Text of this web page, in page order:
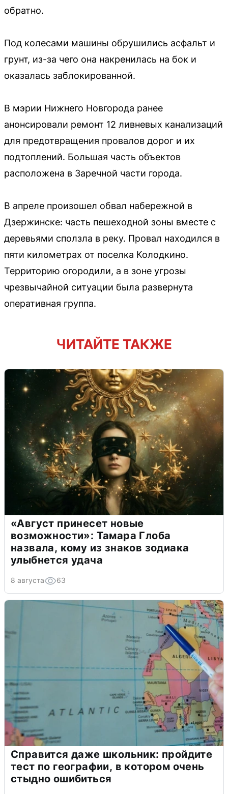
обратно.
Под колесами машины обрушились асфальт и
грунт, из-за чего она накренилась на бок и
оказалась заблокированной.
В мэрии Нижнего Новгорода ранее
анонсировали ремонт 12 ливневых канализаций
для предотвращения провалов дорог и их
подтоплений. Большая часть объектов
расположена в Заречной части города.
В апреле произошел обвал набережной в
Дзержинске: часть пешеходной зоны вместе с
деревьями сползла в реку. Провал находился в
пяти километрах от поселка Колодкино.
Территорию огородили, а в зоне угрозы
чрезвычайной ситуации была развернута
оперативная группа.
ЧИТАЙТЕ ТАКЖЕ
«Август принесет новые
возможности»: Тамара Глоба
назвала, кому из знаков зодиака
улыбнется удача
8 августа 63
Справится даже школьник: пройдите
тест по географии, в котором очень
стыдно ошибиться